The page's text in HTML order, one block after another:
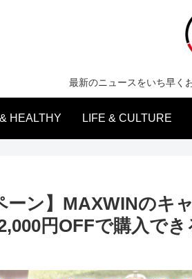
最新のニュースをいち早く
HEALTHY LIFE & CULTURE
ーン】MAXWINのキ
円OFFで購入で